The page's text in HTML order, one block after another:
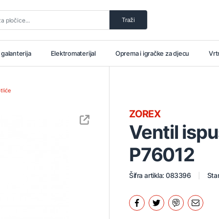
Traži
Elektromaterijal Oprema i igračke za djecu
Ventil
P76012
ZOREX
Šifra artikla: 083396